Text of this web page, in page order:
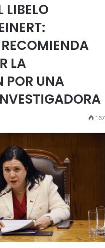
LIBELO
LA
POR UNA
167